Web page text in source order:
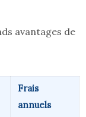
avantages de
Frais
annuels